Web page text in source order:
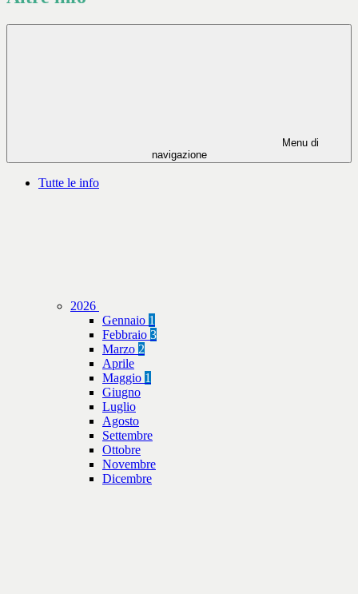
Menu di
navigazione
Tutte le info
2026
Gennaio 1
Febbraio 3
Marzo 2
Aprile
Maggio 1
Giugno
Luglio
Agosto
Settembre
Ottobre
Novembre
Dicembre